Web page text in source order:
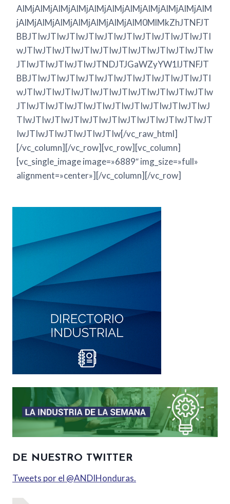
AlMjAlMjAlMjAlMjAlMjAlMjAlMjAlMjAlMjAlMjAlM
jAlMjAlMjAlMjAlMjAlMjAlMjAlM0MlMkZhJTNFJT
BBJTIwJTIwJTIwJTIwJTIwJTIwJTIwJTIwJTIwJTI
wJTIwJTIwJTIwJTIwJTIwJTIwJTIwJTIwJTIwJTIw
JTIwJTIwJTIwJTIwJTNDJTJGaWZyYW1lJTNFJT
BBJTIwJTIwJTIwJTIwJTIwJTIwJTIwJTIwJTIwJTI
wJTIwJTIwJTIwJTIwJTIwJTIwJTIwJTIwJTIwJTIw
JTIwJTIwJTIwJTIwJTIwJTIwJTIwJTIwJTIwJTIwJ
TIwJTIwJTIwJTIwJTIwJTIwJTIwJTIwJTIwJTIwJT
IwJTIwJTIwJTIwJTIwJTIw[/vc_raw_html]
[/vc_column][/vc_row][vc_row][vc_column]
[vc_single_image image=»6889″ img_size=»full»
alignment=»center»][/vc_column][/vc_row]
DE NUESTRO TWITTER
Tweets por el @ANDIHonduras.